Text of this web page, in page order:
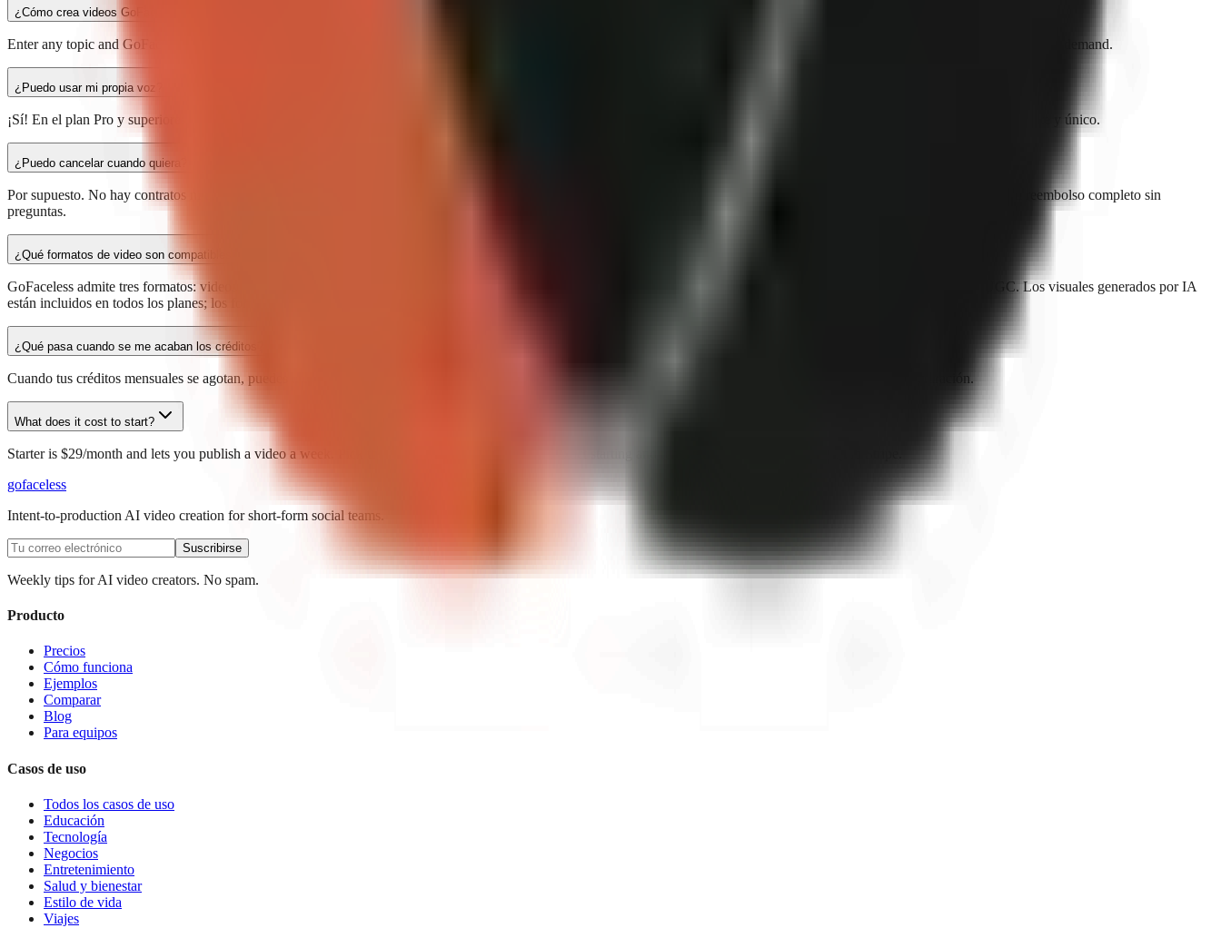
¿Cómo crea videos GoFaceless?
Enter any topic and GoFaceless AI generates a complete video: script, voiceover, AI-generated visuals, animated captions, and background music. Timing varies by format, footage, and demand.
¿Puedo usar mi propia voz?
¡Sí! En el plan Pro y superiores, puedes clonar tu propia voz o describir la voz ideal para tu narrador. Cada video usará tu voz de IA exclusiva, haciendo que tu canal suene consistente y único.
¿Puedo cancelar cuando quiera?
Por supuesto. No hay contratos ni cargos por cancelación. Puedes cancelar o cambiar de plan en cualquier momento desde tu panel. Si cancelas dentro de los 30 días, recibirás un reembolso completo sin
preguntas.
¿Qué formatos de video son compatibles?
GoFaceless admite tres formatos: videos sin rostro con visuales generados por IA, videos AI Creator con superposición de avatar y videos completos de talking head estilo UGC. Los visuales generados por IA
están incluidos en todos los planes; los formatos AI Creator y UGC requieren Business.
¿Qué pasa cuando se me acaban los créditos?
Cuando tus créditos mensuales se agotan, puedes mejorar a un plan superior para obtener más créditos. Tus créditos se reinician al comienzo de cada ciclo de facturación.
What does it cost to start?
Starter is $29/month and lets you publish a video a week. Pick the plan that fits, then review the exact starting and renewal terms before confirming in Stripe.
gofaceless
Intent-to-production AI video creation for short-form social teams.
Suscribirse
Weekly tips for AI video creators. No spam.
Producto
Precios
Cómo funciona
Ejemplos
Comparar
Blog
Para equipos
Casos de uso
Todos los casos de uso
Educación
Tecnología
Negocios
Entretenimiento
Salud y bienestar
Estilo de vida
Viajes